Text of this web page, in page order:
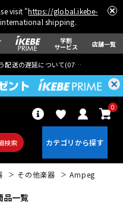
visit "https://global.ikebe-
shipping.
学割
サービス 店舗一覧
配送の遅延について(07月29日
検索
0
その他楽器 Ampeg
品一覧